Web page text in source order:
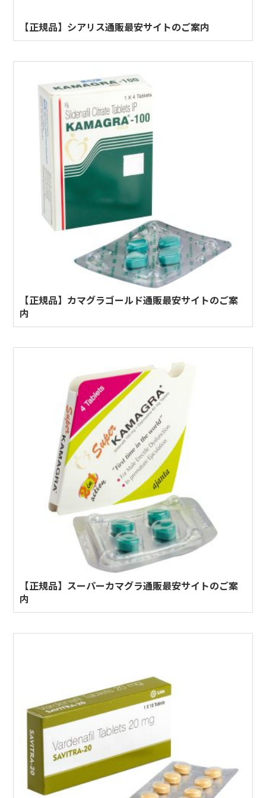
【正規品】シアリス通販最安サイトのご案内
【正規品】カマグラゴールド通販最安サイトのご案
内
【正規品】スーパーカマグラ通販最安サイトのご案
内